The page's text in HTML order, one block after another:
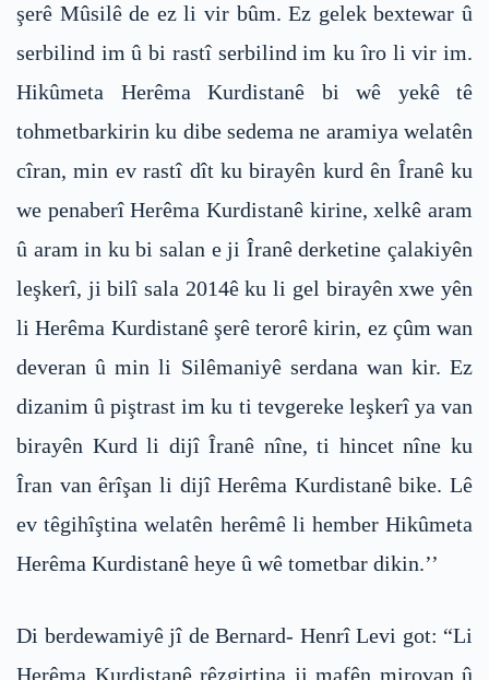
şerê Mûsilê de ez li vir bûm. Ez gelek bextewar û
serbilind im û bi rastî serbilind im ku îro li vir im.
Hikûmeta Herêma Kurdistanê bi wê yekê tê
tohmetbarkirin ku dibe sedema ne aramiya welatên
cîran, min ev rastî dît ku birayên kurd ên Îranê ku
we penaberî Herêma Kurdistanê kirine, xelkê aram
û aram in ku bi salan e ji Îranê derketine çalakiyên
leşkerî, ji bilî sala 2014ê ku li gel birayên xwe yên
li Herêma Kurdistanê şerê terorê kirin, ez çûm wan
deveran û min li Silêmaniyê serdana wan kir. Ez
dizanim û piştrast im ku ti tevgereke leşkerî ya van
birayên Kurd li dijî Îranê nîne, ti hincet nîne ku
Îran van êrîşan li dijî Herêma Kurdistanê bike. Lê
ev têgihîştina welatên herêmê li hember Hikûmeta
Herêma Kurdistanê heye û wê tometbar dikin.’’
Di berdewamiyê jî de Bernard- Henrî Levi got: “Li
Herêma Kurdistanê rêzgirtina ji mafên mirovan û